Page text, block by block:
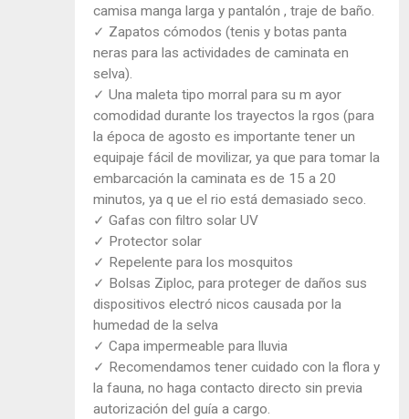
camisa manga larga y pantalón , traje de baño.
✓ Zapatos cómodos (tenis y botas panta
neras para las actividades de caminata en
selva).
✓ Una maleta tipo morral para su m ayor
comodidad durante los trayectos la rgos (para
la época de agosto es importante tener un
equipaje fácil de movilizar, ya que para tomar la
embarcación la caminata es de 15 a 20
minutos, ya q ue el rio está demasiado seco.
✓ Gafas con filtro solar UV
✓ Protector solar
✓ Repelente para los mosquitos
✓ Bolsas Ziploc, para proteger de daños sus
dispositivos electró nicos causada por la
humedad de la selva
✓ Capa impermeable para lluvia
✓ Recomendamos tener cuidado con la flora y
la fauna, no haga contacto directo sin previa
autorización del guía a cargo.